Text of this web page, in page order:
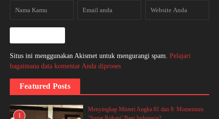
Situs ini menggunakan Akismet untuk mengurangi spam. Pelajari
bagaimana data komentar Anda diproses
Featured Posts
1
Menyingkap Misteri Angka 81 dan 8: Momentum